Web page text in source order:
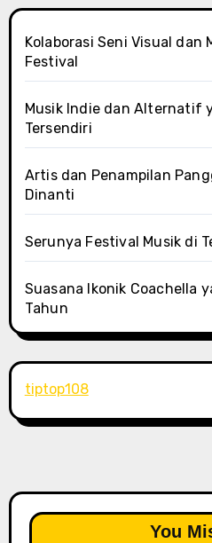
Kolaborasi Seni Visual dan
Festival
Musik Indie dan Alternatif
Tersendiri
Artis dan Penampilan
Dinanti
Serunya Festival Musik di
Suasana Ikonik Coachella
Tahun
tiptop108
You